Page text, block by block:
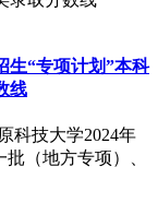
生“专项计划”本科
线
科技大学2024年
（地方专项）、